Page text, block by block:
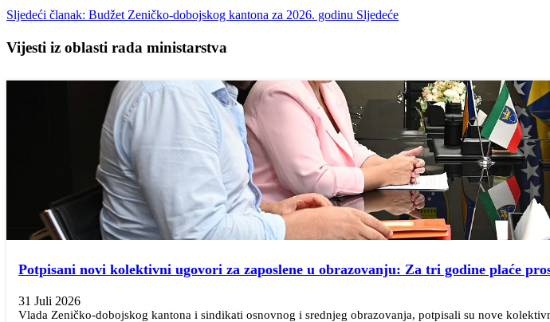
Sljedeći članak: Budžet Zeničko-dobojskog kantona za 2026. godinu Sljedeće
Vijesti iz oblasti rada ministarstva
Potpisani novi kolektivni ugovori za zaposlene u obrazovanju: Za tri godine plaće
31 Juli 2026
Vlada Zeničko-dobojskog kantona i sindikati osnovnog i srednjeg obrazovanja, potpisali su nove